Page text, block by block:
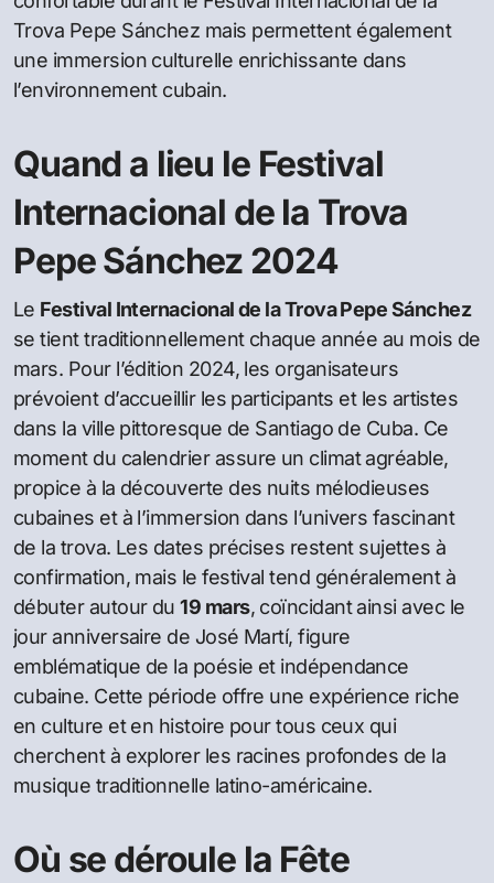
Trova Pepe Sánchez mais permettent également
une immersion culturelle enrichissante dans
l’environnement cubain.
Quand a lieu le Festival
Internacional de la Trova
Pepe Sánchez 2024
Le Festival Internacional de la Trova Pepe Sánchez
se tient traditionnellement chaque année au mois de
mars. Pour l’édition 2024, les organisateurs
prévoient d’accueillir les participants et les artistes
dans la ville pittoresque de Santiago de Cuba. Ce
moment du calendrier assure un climat agréable,
propice à la découverte des nuits mélodieuses
cubaines et à l’immersion dans l’univers fascinant
de la trova. Les dates précises restent sujettes à
confirmation, mais le festival tend généralement à
débuter autour du19 mars, coïncidant ainsi avec le
jour anniversaire de José Martí, figure
emblématique de la poésie et indépendance
cubaine. Cette période offre une expérience riche
en culture et en histoire pour tous ceux qui
cherchent à explorer les racines profondes de la
musique traditionnelle latino-américaine.
Où se déroule la Fête